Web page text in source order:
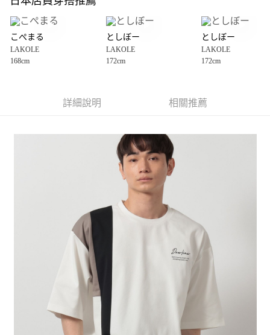
大哥付你分期
【大哥付你分期使用說明】
1.本服務由台灣大哥大提供，台灣大哥大用戶可立即使用無須另外申請。
2.付款方式選擇「大哥付你分期」，訂單成立後會自動跳轉到大哥付的交易
3.實際核准額度、可分期數及費用金額請依後續交易確認頁面所載為準。
4.訂單成立30分鐘內，如未前往確認交易或遇審核未通過，訂單將自動取
1.分期款項不併入電信帳單，「大哥付你分期」於每月結算日後寄送繳費提
2.透過簡訊連結打開帳單後，可選擇「超商條碼／台灣大直營門市／銀行轉
帳／街口支付／iPASS MONEY」等通路繳費。
1.本服務係由「台灣大哥大股份有限公司」（以下簡稱本公司）所提供，讓
用戶於交易時，得透過本服務購買商品或服務，並由商店將買賣／分期付款
買賣價金債權讓與本公司後，依約使用本公司帳單繳交帳款。
2.基於同意付款使用「大哥付你分期」之契約關係目的，商店將以您的個人
資料（包含姓名、電話或地址）提供予台灣大哥大進項蒐集、處理及利用，
由本公司與您本人進行分期帳單所需資料之確認、核對及更正。
3.完整用戶服務條款，請詳閱以下連結：
https://oppay.tw/userRule
AFTEE先享後付
３．安心：先確認商品／服務後，再付款。
【「AFTEE先享後付」結帳流程】
１．於結帳方式選擇「AFTEE先享後付」後，將跳轉至「AFTEE先享後付」
結帳頁面，進行簡訊認證並確認金額後，即可完成結帳。
２．訂單成立數日內，您將收到繳費通知簡訊。
３．收到繳費通知簡訊後14天內，點擊此簡訊中的連結，可透過四大超商／
ATM／網路銀行／等多元方式進行付款，方視為交易完成。
※ 請注意：結帳手續完成當下不需立刻繳費，但若您需要取消訂單，請聯絡
購買商品的店家。未經商家同意取消之訂單仍視為有效，需透過AFTEE先享
後付繳納相關費用。
※ 交易是否成功請以「AFTEE先享後付 」之結帳頁面顯示為準，若有關於
是否繳費成功／繳費後需取消欲退款等相關疑問，請聯繫「AFTEE先享後付
https://netprotections.freshdesk.com/support/home
１．透過由恩沛科技股份有限公司提供之「AFTEE先享後付」服務完成之交
易，需依本服務之必要範圍內提供個人資料，並將交易相關給付款項請求債
權轉讓予恩沛科技股份有限公司。
每筆NT$80，滿NT$888(含以上)免運費
每筆NT$80，滿NT$888(含以上)免運費
每筆NT$80，滿NT$1,500(含以上)免運費
每筆NT$80，滿NT$1,500(含以上)免運費
每筆NT$80，滿NT$1,500(含以上)免運費
こぺまる
LAKOLE
168cm
としぼー
LAKOLE
172cm
としぼー
LAKOLE
172cm
詳細說明 相關推薦